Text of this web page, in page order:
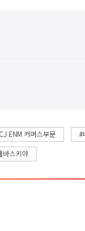
ENM 커머스부문
#
바스키아